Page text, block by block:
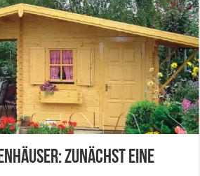
zunächst eine